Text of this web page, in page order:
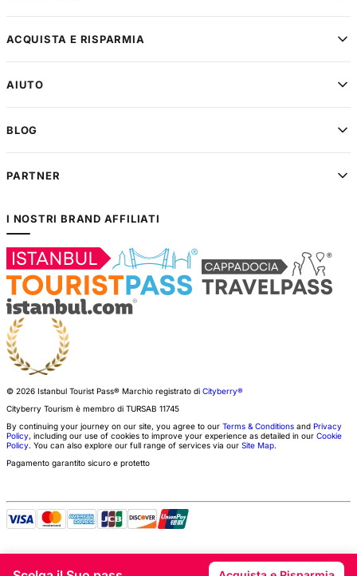
ACQUISTA E RISPARMIA
AIUTO
BLOG
PARTNER
I NOSTRI BRAND AFFILIATI
© 2026 Istanbul Tourist Pass® Marchio registrato di Cityberry®
Cityberry Tourism è membro di TURSAB 11745
By continuing your journey on our site, you agree to our Terms & Conditions and Privacy
Policy, including our use of cookies to improve your experience as detailed in our Cookie
Policy. You can also explore our full range of services via our Site Map.
Pagamento garantito sicuro e protetto